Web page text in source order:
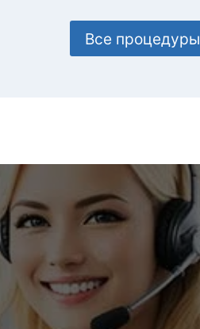
Все процедуры